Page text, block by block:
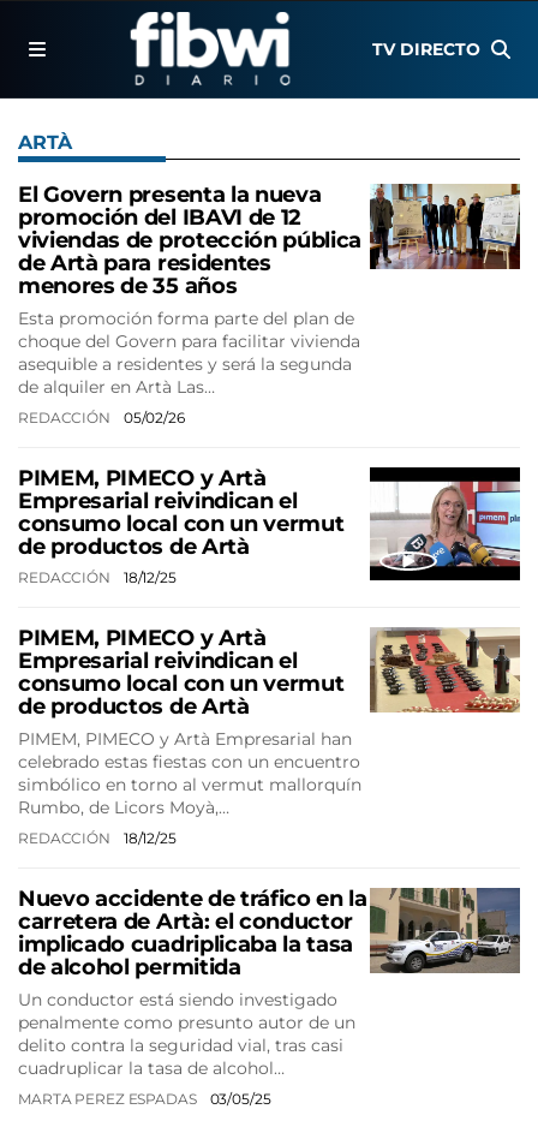
TV DIRECTO
ARTÀ
El Govern presenta la nueva
promoción del IBAVI de 12
viviendas de protección pública
de Artà para residentes
menores de 35 años
Esta promoción forma parte del plan de
choque del Govern para facilitar vivienda
asequible a residentes y será la segunda
de alquiler en Artà Las…
REDACCIÓN 05/02/26
PIMEM, PIMECO y Artà
Empresarial reivindican el
consumo local con un vermut
de productos de Artà
REDACCIÓN 18/12/25
PIMEM, PIMECO y Artà
Empresarial reivindican el
consumo local con un vermut
de productos de Artà
PIMEM, PIMECO y Artà Empresarial han
celebrado estas fiestas con un encuentro
simbólico en torno al vermut mallorquín
Rumbo, de Licors Moyà,…
REDACCIÓN 18/12/25
Nuevo accidente de tráfico en la
carretera de Artà: el conductor
implicado cuadriplicaba la tasa
de alcohol permitida
Un conductor está siendo investigado
penalmente como presunto autor de un
delito contra la seguridad vial, tras casi
cuadruplicar la tasa de alcohol…
MARTA PEREZ ESPADAS 03/05/25